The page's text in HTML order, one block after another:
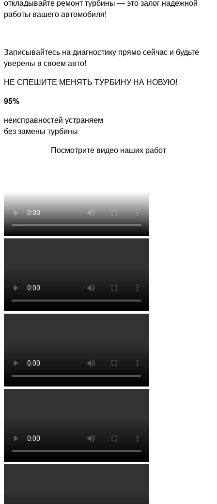
откладывайте ремонт турбины — это залог надежной
работы вашего автомобиля!
Записывайтесь на диагностику прямо сейчас и будьте
уверены в своем авто!
НЕ СПЕШИТЕ МЕНЯТЬ ТУРБИНУ НА НОВУЮ!
95%
неисправностей устраняем
без замены турбины
Посмотрите видео наших работ